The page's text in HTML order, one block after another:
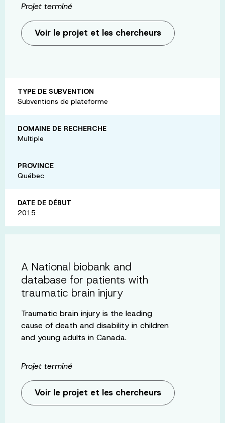
Projet terminé
Voir le projet et les chercheurs
TYPE DE SUBVENTION
Subventions de plateforme
DOMAINE DE RECHERCHE
Multiple
PROVINCE
Québec
DATE DE DÉBUT
2015
A National biobank and
database for patients with
traumatic brain injury
Traumatic brain injury is the leading
cause of death and disability in children
and young adults in Canada.
Projet terminé
Voir le projet et les chercheurs